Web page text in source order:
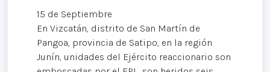
15 de Septiembre
En Vizcatán, distrito de San Martín de
Pangoa, provincia de Satipo, en la región
Junín, unidades del Ejército reaccionario son